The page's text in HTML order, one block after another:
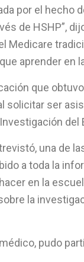
por el hecho
de HSHP”,
Medicare
aprender en
que
solicitar ser
del
una de
a toda la
en la
la
pudo